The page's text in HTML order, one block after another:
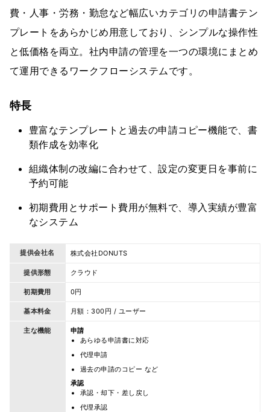
費・人事・労務・勤怠など幅広いカテゴリの申請書テン
プレートをあらかじめ用意しており、シンプルな操作性
と低価格を両立。社内申請の管理を一つの環境にまとめ
て運用できるワークフローシステムです。
特長
豊富なテンプレートと過去の申請コピー機能で、書
類作成を効率化
組織体制の改編に合わせて、設定の変更日を事前に
予約可能
初期費用とサポート費用が無料で、導入実績が豊富
なシステム
提供会社名 株式会社DONUTS
提供形態 クラウド
初期費用 0円
基本料金 月額：300円 / ユーザー
主な機能
申請
あらゆる申請書に対応
代理申請
過去の申請のコピー など
承認
承認・却下・差し戻し
代理承認